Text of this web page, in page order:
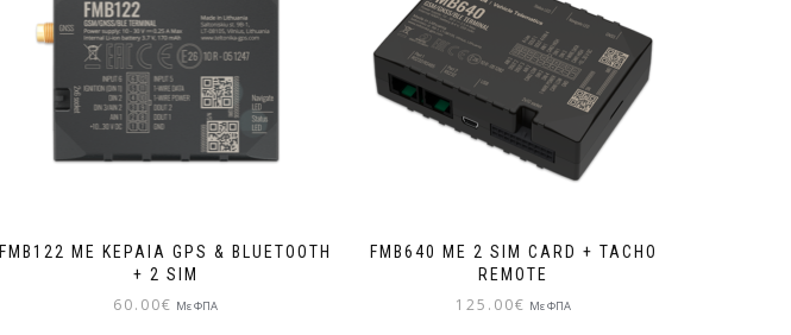
FMB122 ΜΕ ΚΕΡΑΊΑ GPS & BLUETOOTH
+ 2 SIM
60.00€ Με ΦΠΑ
FMB640 ΜΕ 2 SIM CARD + TACHO
REMOTE
125.00€ Με ΦΠΑ